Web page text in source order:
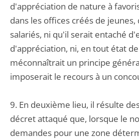
d'appréciation de nature à
dans les offices créés de
salariés, ni qu'il serait entaché
d'appréciation, ni, en tout état
méconnaîtrait un principe
imposerait le recours à un
9. En deuxième lieu, il résulte
décret attaqué que, lorsque le
demandes pour une zone